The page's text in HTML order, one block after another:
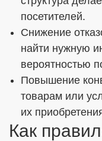
посетителей.
Снижение
найти нужную
вероятностью
Повышение
товарам или
их
Как